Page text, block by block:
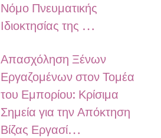
Νόμο Πνευματικής
Ιδιοκτησίας της …
Απασχόληση Ξένων
Εργαζομένων στον Τομέα
του Εμπορίου: Κρίσιμα
Σημεία για την Απόκτηση
Βίζας Εργασί…